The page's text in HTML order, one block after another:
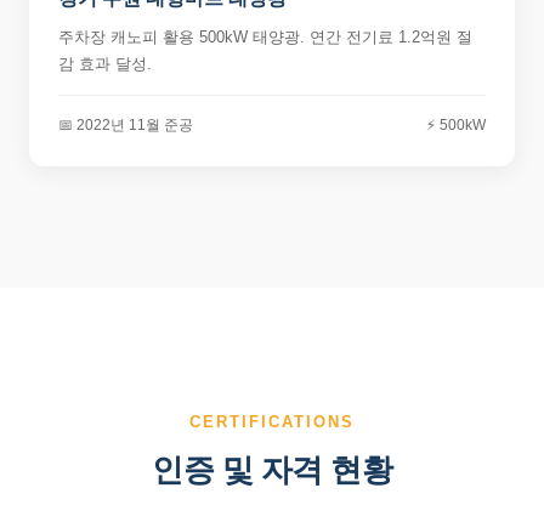
주차장 캐노피 활용 500kW 태양광. 연간 전기료 1.2억원 절
감 효과 달성.
📅 2022년 11월 준공 ⚡ 500kW
CERTIFICATIONS
인증 및 자격 현황